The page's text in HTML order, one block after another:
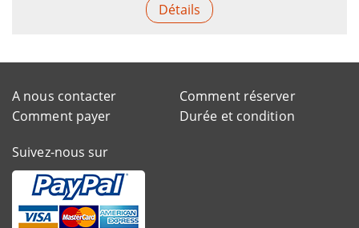
Détails
A nous contacter
Comment réserver
Comment payer
Durée et condition
Suivez-nous sur